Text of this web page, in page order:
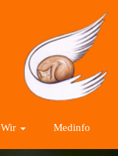
Wir Medinfo